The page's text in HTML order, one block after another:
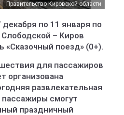
Правительство Кировской области
по 11 января по
– Киров
«Сказочный поезд» (0+).
для пассажиров
организована
развлекательная
смогут
праздничный